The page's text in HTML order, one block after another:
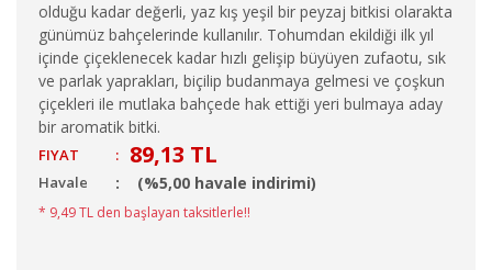
olduğu kadar değerli, yaz kış yeşil bir peyzaj bitkisi olarakta
günümüz bahçelerinde kullanılır. Tohumdan ekildiği ilk yıl
içinde çiçeklenecek kadar hızlı gelişip büyüyen zufaotu, sık
ve parlak yaprakları, biçilip budanmaya gelmesi ve çoşkun
çiçekleri ile mutlaka bahçede hak ettiği yeri bulmaya aday
bir aromatik bitki.
FIYAT : 89,13 TL
Havale (%5,00 havale indirimi)
* 9,49 TL den başlayan taksitlerle!!